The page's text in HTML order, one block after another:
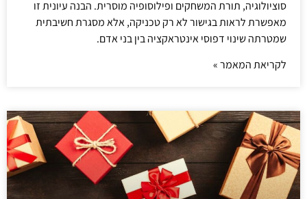
סוציולוגיה, תורת המשחקים ופילוסופיה מוסרית. הבנה עיונית זו
מאפשרת לראות בגישור לא רק טכניקה, אלא מסגרת חשיבתית
שמטרתה שינוי דפוסי אינטראקציה בין בני אדם.
לקריאת המאמר »